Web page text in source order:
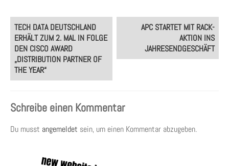
Post
navigation
TECH DATA DEUTSCHLAND
ERHÄLT ZUM 2. MAL IN FOLGE
DEN CISCO AWARD
„DISTRIBUTION PARTNER OF
THE YEAR“
APC STARTET MIT RACK-
AKTION INS
JAHRESENDGESCHÄFT
Schreibe einen Kommentar
Du musst angemeldet sein, um einen Kommentar abzugeben.